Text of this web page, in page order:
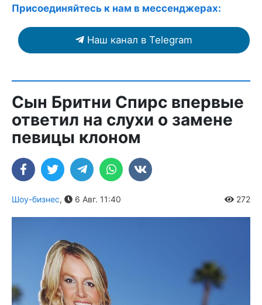
Присоединяйтесь к нам в мессенджерах:
Наш канал в Telegram
Сын Бритни Спирс впервые
ответил на слухи о замене
певицы клоном
Шоу-бизнес, 6 Авг. 11:40 272